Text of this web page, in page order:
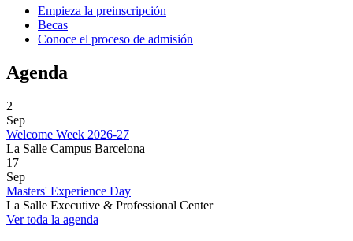
Empieza la preinscripción
Becas
Conoce el proceso de admisión
Agenda
2
Sep
Welcome Week 2026-27
La Salle Campus Barcelona
17
Sep
Masters' Experience Day
La Salle Executive & Professional Center
Ver toda la agenda